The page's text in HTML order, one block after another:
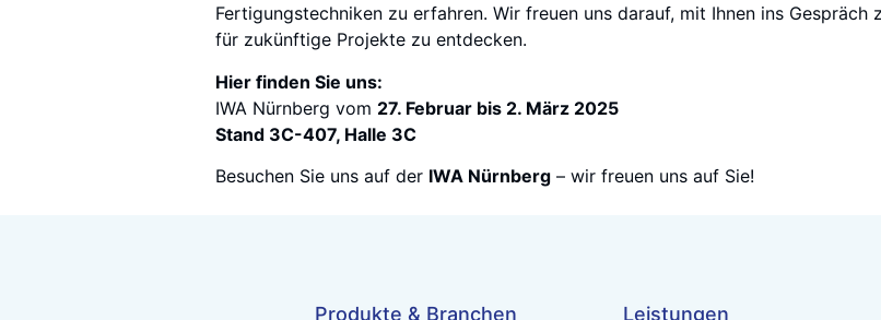
Fertigungstechniken zu erfahren. Wir freuen uns darauf, mit Ihnen ins
für zukünftige Projekte zu entdecken.
Hier finden Sie uns:
IWA Nürnberg vom 27. Februar bis 2. März 2025
Stand 3C-407, Halle 3C
Besuchen Sie uns auf der IWA Nürnberg – wir freuen uns auf Sie!
Produkte & Branchen Leistungen